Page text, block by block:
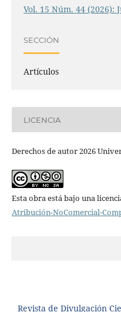
Vol. 15 Núm. 44 (2026):
SECCIÓN
Artículos
LICENCIA
Derechos de autor 2026
Esta obra está bajo una
Atribución-NoComercial-
Revista de Divulgación